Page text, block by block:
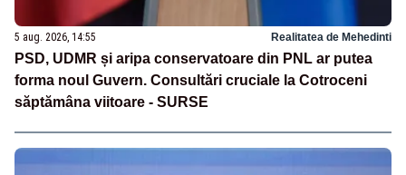
5 aug. 2026, 14:55 Realitatea de Mehedinti
PSD, UDMR și aripa conservatoare din PNL ar putea
forma noul Guvern. Consultări cruciale la Cotroceni
săptămâna viitoare - SURSE